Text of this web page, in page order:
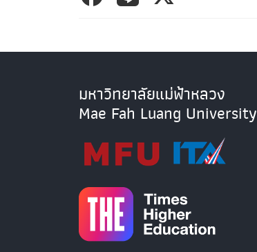
มหาวิทยาลัยแม่ฟ้าหลวง
Mae Fah Luang University